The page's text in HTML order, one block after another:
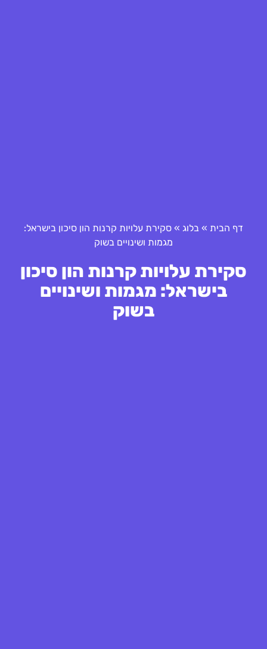
דף הבית » בלוג » סקירת עלויות קרנות הון סיכון בישראל:
מגמות ושינויים בשוק
סקירת עלויות קרנות הון סיכון
בישראל: מגמות ושינויים
בשוק